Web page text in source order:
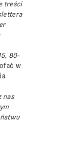
treści
80-
w
nas